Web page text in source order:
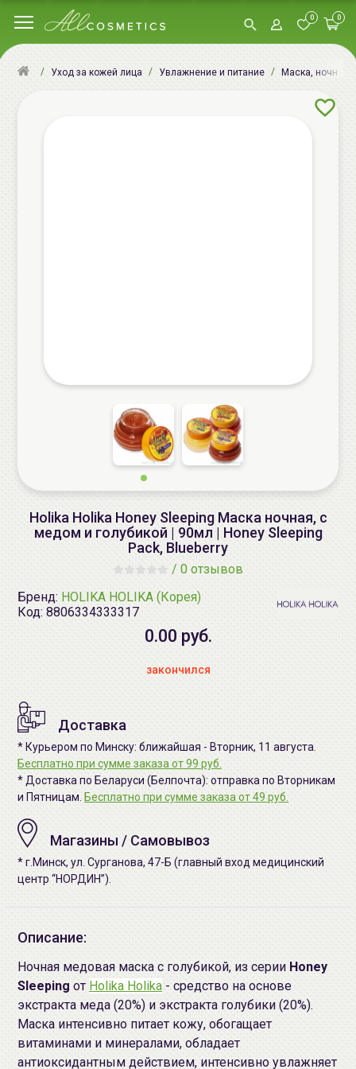
0 0
Уход за кожей лица Увлажнение и питание Маска, ночная
Holika Holika Honey Sleeping Маска ночная, с
медом и голубикой | 90мл | Honey Sleeping
Pack, Blueberry
/ 0 отзывов
Бренд: HOLIKA HOLIKA (Корея)
Код: 8806334333317
0.00 руб.
закончился
Доставка
* Курьером по Минску: ближайшая - Вторник, 11 августа.
Бесплатно при сумме заказа от 99 руб.
* Доставка по Беларуси (Белпочта): отправка по Вторникам
и Пятницам. Бесплатно при сумме заказа от 49 руб.
Магазины / Самовывоз
* г.Минск, ул. Сурганова, 47-Б (главный вход медицинский
центр “НОРДИН”).
Описание:
Ночная медовая маска с голубикой, из серии Honey
Sleeping от Holika Holika - средство на основе
экстракта меда (20%) и экстракта голубики (20%).
Маска интенсивно питает кожу, обогащает
витаминами и минералами, обладает
антиоксидантным действием, интенсивно увлажняет